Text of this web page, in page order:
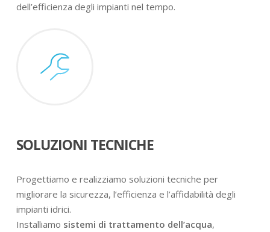
dell’efficienza degli impianti nel tempo.
SOLUZIONI TECNICHE
Progettiamo e realizziamo soluzioni tecniche per
migliorare la sicurezza, l’efficienza e l’affidabilità degli
impianti idrici.
Installiamo sistemi di trattamento dell’acqua,